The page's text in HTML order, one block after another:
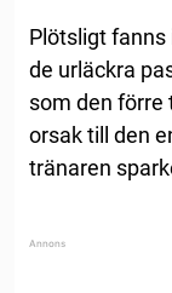
Plötsligt
de urläckra
som den förre
orsak till den
tränaren